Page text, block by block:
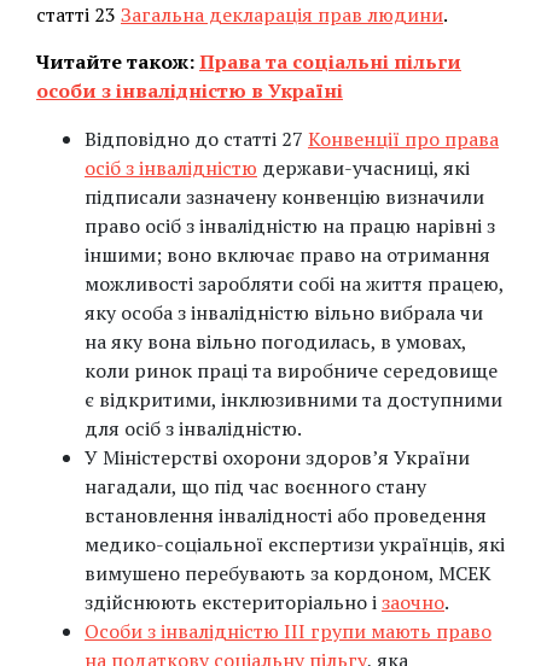
статті 23 Загальна декларація прав людини.
Читайте також:Права та соціальні пільги
особи з інвалідністю в Україні
Відповідно до статті 27 Конвенції про права
осіб з інвалідністю держави-учасниці, які
підписали зазначену конвенцію визначили
право осіб з інвалідністю на працю нарівні з
іншими; воно включає право на отримання
можливості заробляти собі на життя працею,
яку особа з інвалідністю вільно вибрала чи
на яку вона вільно погодилась, в умовах,
коли ринок праці та виробниче середовище
є відкритими, інклюзивними та доступними
для осіб з інвалідністю.
У Міністерстві охорони здоров’я України
нагадали, що під час воєнного стану
встановлення інвалідності або проведення
медико-соціальної експертизи українців, які
вимушено перебувають за кордоном, МСЕК
здійснюють екстериторіально ізаочно.
Особи з інвалідністю ІІІ групи мають право
на податкову соціальну пільгу, яка